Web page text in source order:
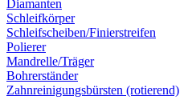
Diamanten
Schleifkörper
Schleifscheiben/Finierstreifen
Polierer
Mandrelle/Träger
Bohrerständer
Zahnreinigungsbürsten (rotierend)